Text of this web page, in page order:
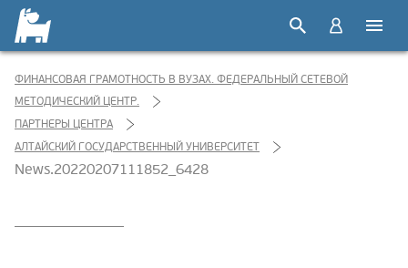
ФИНАНСОВАЯ ГРАМОТНОСТЬ В ВУЗАХ. ФЕДЕРАЛЬНЫЙ СЕТЕВОЙ
МЕТОДИЧЕСКИЙ ЦЕНТР.
ПАРТНЕРЫ ЦЕНТРА
АЛТАЙСКИЙ ГОСУДАРСТВЕННЫЙ УНИВЕРСИТЕТ
News.20220207111852_6428